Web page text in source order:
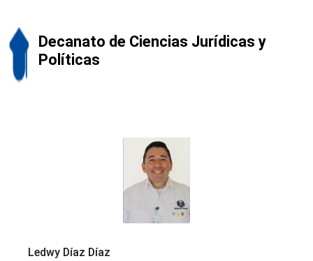
Decanato de Ciencias Jurídicas y
Políticas
Ledwy Díaz Díaz